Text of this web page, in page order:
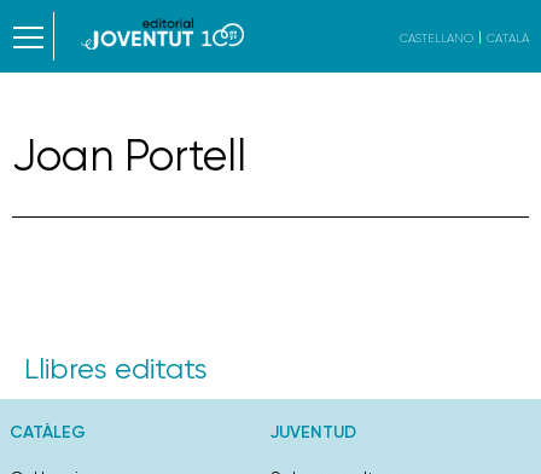
CASTELLANO CATALÀ
Joan Portell
Llibres editats
CATÀLEG JUVENTUD